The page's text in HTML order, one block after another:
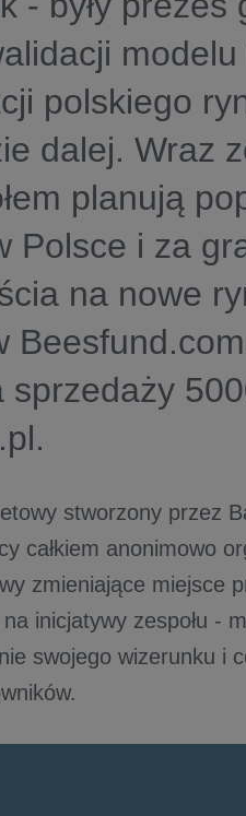
polskiego
dalej. Wraz
planują
Polsce i za
na nowe
sprzedaży
stworzony przez
całkiem anonimowo
zmieniające miejsce
inicjatywy zespołu -
swojego wizerunku i